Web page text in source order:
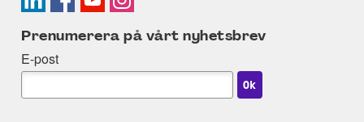
Prenumerera på vårt nyhetsbrev
E-post